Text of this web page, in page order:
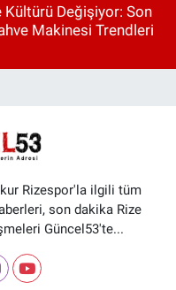
Kültürü Değişiyor: Son
Makinesi Trendleri
Rizespor'la ilgili tüm
son dakika Rize
Güncel53'te...